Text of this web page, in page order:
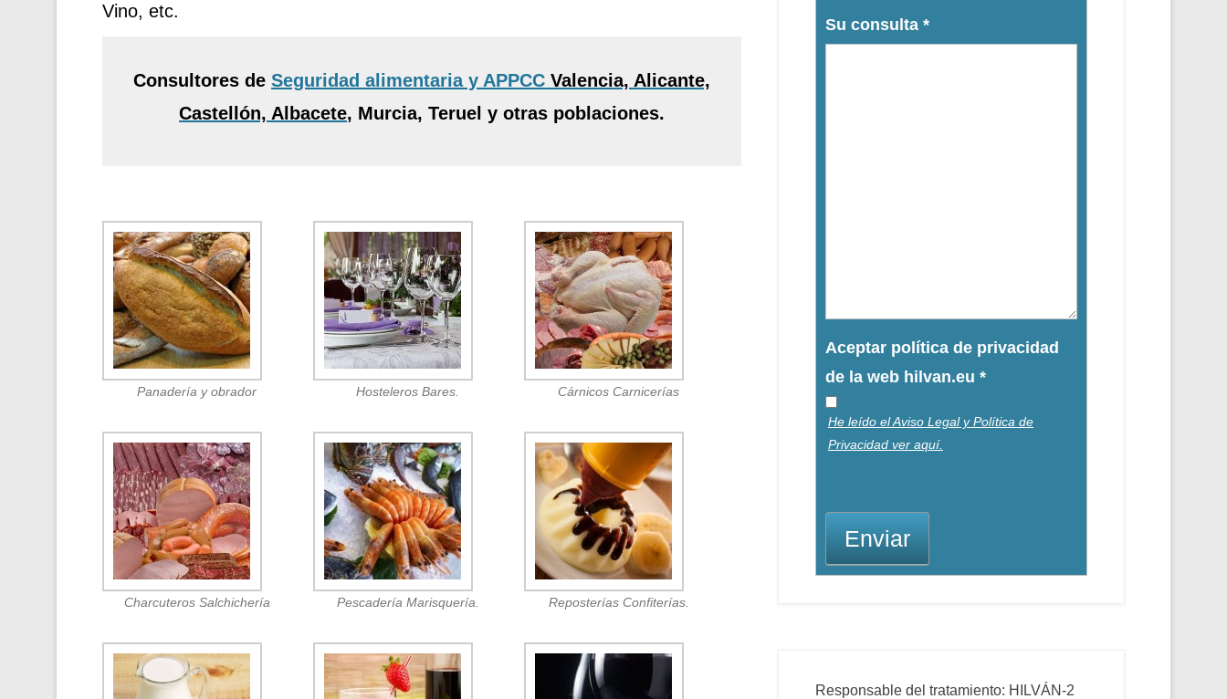
Vino, etc.
Consultores de Seguridad alimentaria y APPCC Valencia, Alicante,
Castellón, Albacete, Murcia, Teruel y otras poblaciones.
Panadería y obrador Hosteleros Bares. Cárnicos Carnicerías
Charcuteros Salchichería Pescadería Marisquería. Reposterías Confiterías.
Su consulta *
Aceptar política de privacidad
de la web hilvan.eu *
He leído el Aviso Legal y Política de
Privacidad ver aquí.
Enviar
Responsable del tratamiento: HILVÁN-2